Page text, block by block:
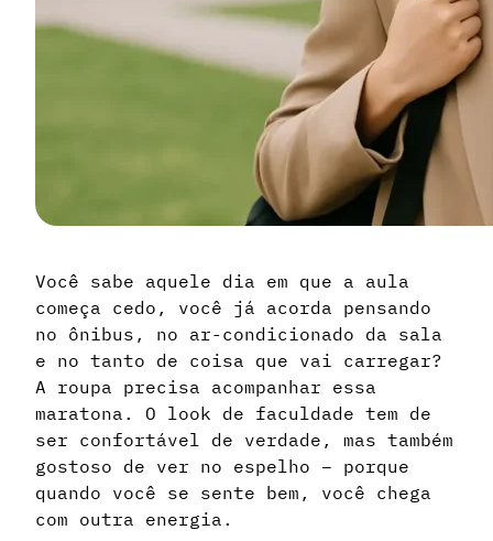
Você sabe aquele dia em que a aula
começa cedo, você já acorda pensando
no ônibus, no ar-condicionado da sala
e no tanto de coisa que vai carregar?
A roupa precisa acompanhar essa
maratona. O look de faculdade tem de
ser confortável de verdade, mas também
gostoso de ver no espelho – porque
quando você se sente bem, você chega
com outra energia.